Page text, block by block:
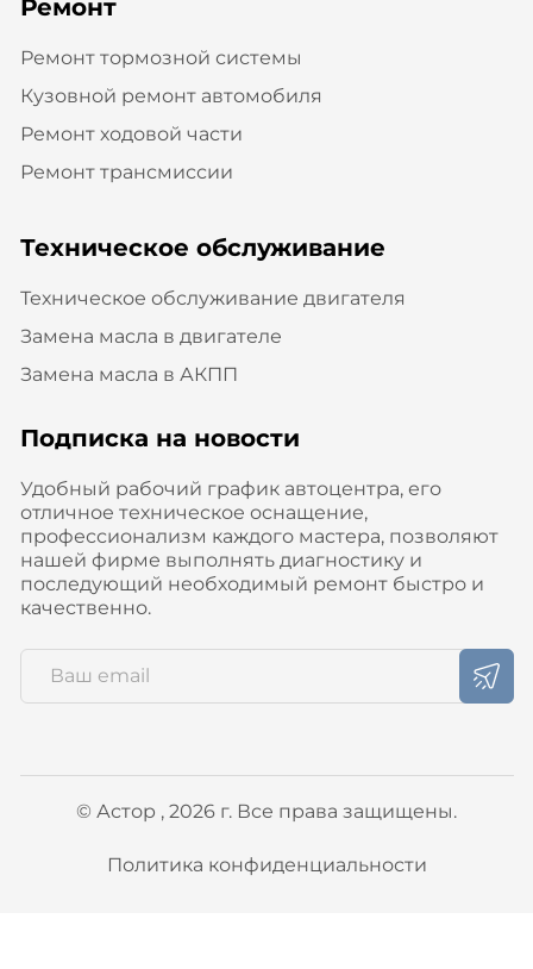
Ремонт
Ремонт тормозной системы
Кузовной ремонт автомобиля
Ремонт ходовой части
Ремонт трансмиссии
Техническое обслуживание
Техническое обслуживание двигателя
Замена масла в двигателе
Замена масла в АКПП
Подписка на новости
Удобный рабочий график автоцентра, его
отличное техническое оснащение,
профессионализм каждого мастера, позволяют
нашей фирме выполнять диагностику и
последующий необходимый ремонт быстро и
качественно.
© Астор , 2026 г. Все права защищены.
Политика конфиденциальности